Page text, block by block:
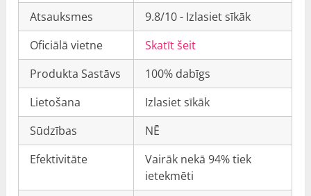
Atsauksmes
9.8/10 - Izlasiet sīkāk
Oficiālā vietne
Skatīt šeit
Produkta Sastāvs
100% dabīgs
Lietošana
Izlasiet sīkāk
Sūdzības
NĒ
Efektivitāte
Vairāk nekā 94% tiek
ietekmēti